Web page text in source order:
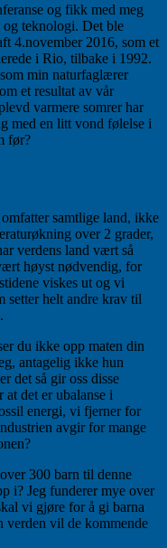
og fikk med meg
teknologi. Det ble
4.november 2016, som et
i Rio, tilbake i 1992.
min naturfaglærer
et resultat av vår
varmere somrer har
med en litt vond følelse i
før?
samtlige land, ikke
over 2 grader,
verdens land vært så
høyst nødvendig, for
viskes ut og vi
setter helt andre krav til
du ikke opp maten din
antagelig ikke hun
det så gir oss disse
det er ubalanse i
energi, vi fjerner for
avgir for mange
300 barn til denne
i? Jeg funderer mye over
vi gjøre for å gi barna
verden vil de kommende